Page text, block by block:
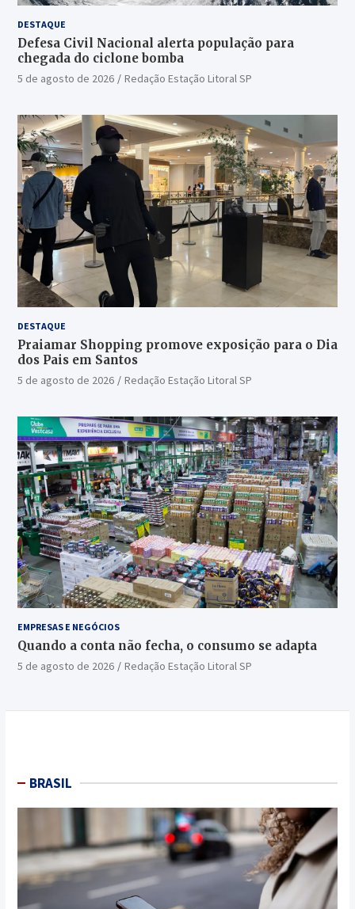
DESTAQUE
Defesa Civil Nacional alerta população para
chegada do ciclone bomba
5 de agosto de 2026 Redação Estação Litoral SP
DESTAQUE
Praiamar Shopping promove exposição para o Dia
dos Pais em Santos
5 de agosto de 2026 Redação Estação Litoral SP
EMPRESAS E NEGÓCIOS
Quando a conta não fecha, o consumo se adapta
5 de agosto de 2026 Redação Estação Litoral SP
BRASIL